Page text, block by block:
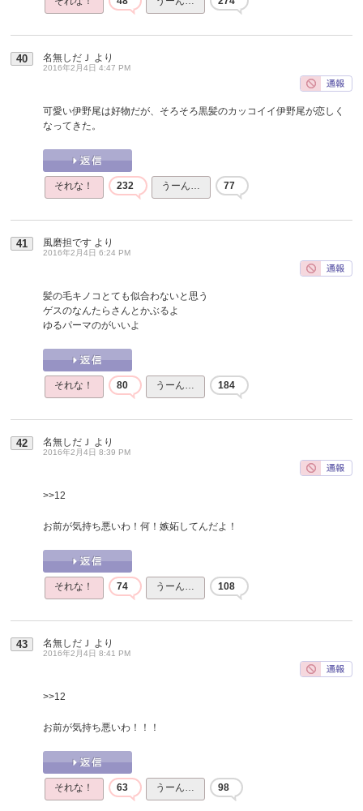
40 名無しだＪ より
2016年2月4日 4:47 PM
可愛い伊野尾は好物だが、そろそろ黒髪のカッコイイ伊野尾が恋しく
なってきた。
それな！ 232 うーん… 77
41 風磨担です より
2016年2月4日 6:24 PM
髪の毛キノコとても似合わないと思う
ゲスのなんたらさんとかぶるよ
ゆるパーマのがいいよ
それな！ 80 うーん… 184
42 名無しだＪ より
2016年2月4日 8:39 PM
>>12
お前が気持ち悪いわ！何！嫉妬してんだよ！
それな！ 74 うーん… 108
43 名無しだＪ より
2016年2月4日 8:41 PM
>>12
お前が気持ち悪いわ！！！
それな！ 63 うーん… 98